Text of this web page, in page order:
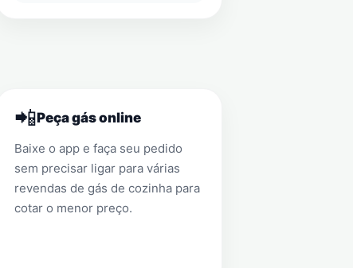
📲Peça gás online
Baixe o app e faça seu pedido
sem precisar ligar para várias
revendas de gás de cozinha para
cotar o menor preço.